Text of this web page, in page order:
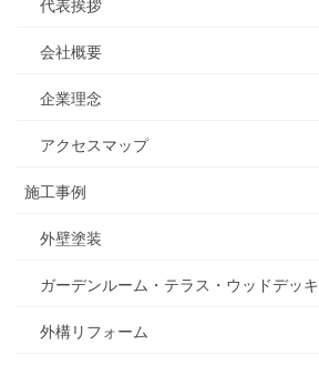
代表挨拶
会社概要
企業理念
アクセスマップ
施工事例
外壁塗装
ガーデンルーム・テラス・ウッドデッキ
外構リフォーム